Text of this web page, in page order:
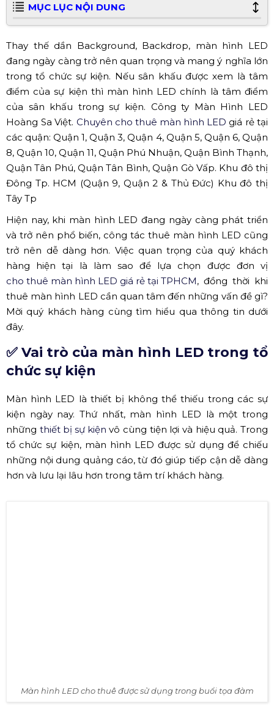
MỤC LỤC NỘI DUNG
Thay thế dần Background, Backdrop, màn hình LED
đang ngày càng trở nên quan trọng và mang ý nghĩa lớn
trong tổ chức sự kiện. Nếu sân khấu được xem là tâm
điểm của sự kiện thì màn hình LED chính là tâm điểm
của sân khấu trong sự kiện. Công ty Màn Hình LED
Hoàng Sa Việt. Chuyên cho thuê màn hình LED giá rẻ tại
các quận: Quận 1, Quận 3, Quận 4, Quận 5, Quận 6, Quận
8, Quận 10, Quận 11, Quận Phú Nhuận, Quận Bình Thạnh,
Quận Tân Phú, Quận Tân Bình, Quận Gò Vấp. Khu đô thị
Đông Tp. HCM (Quận 9, Quận 2 & Thủ Đức) Khu đô thị
Tây Tp
Hiện nay, khi màn hình LED đang ngày càng phát triển
và trở nên phổ biến, công tác thuê màn hình LED cũng
trở nên dễ dàng hơn. Việc quan trọng của quý khách
hàng hiện tại là làm sao để lựa chọn được đơn vị
cho thuê màn hình LED giá rẻ tại TPHCM, đồng thời khi
thuê màn hình LED cần quan tâm đến những vấn đề gì?
Mời quý khách hàng cùng tìm hiểu qua thông tin dưới
đây.
✅ Vai trò của màn hình LED trong tổ
chức sự kiện
Màn hình LED là thiết bị không thể thiếu trong các sự
kiện ngày nay. Thứ nhất, màn hình LED là một trong
những thiết bị sự kiện vô cùng tiện lợi và hiệu quả. Trong
tổ chức sự kiện, màn hình LED được sử dụng để chiếu
những nội dung quảng cáo, từ đó giúp tiếp cận dễ dàng
hơn và lưu lại lâu hơn trong tâm trí khách hàng.